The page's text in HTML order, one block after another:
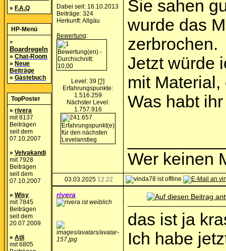
» F.A.Q
HP-Menü
»
Boardregeln
» Chat-Room
» Neue
Beiträge
» Gästebuch
TopPoster
» rivera
mit 8137
Beiträgen
seit dem
07.10.2007
» Velvakandi
mit 7928
Beiträgen
seit dem
07.10.2007
» Wisy
mit 7845
Beiträgen
seit dem
20.07.2009
» Atli
mit 6805
Dabei seit: 16.10.2013
Beiträge: 324
Herkunft: Allgäu
Bewertung:
Level: 39 [?]
Erfahrungspunkte:
1.516.259
Nächster Level:
1.757.916
Sie sahen
wurde das
zerbrochen.
Jetzt würde
mit
Was habt
Wer keinen
03.03.2025 12:22
rivera
das ist ja
Ich habe